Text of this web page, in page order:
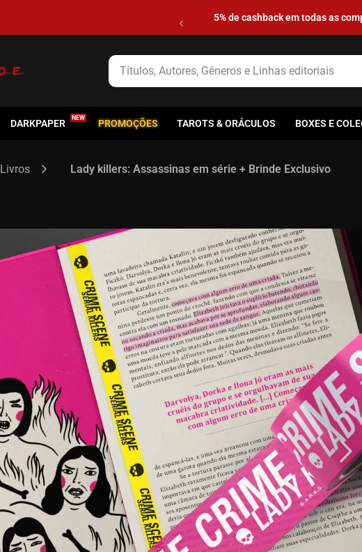
5% de cashback em todas as
Títulos, Autores, Gêneros e Linhas editoriais
DARKPAPER PROMOÇÕES TAROTS & ORÁCULOS BOXES E
Livros Lady killers: Assassinas em série + Brinde Exclusivo